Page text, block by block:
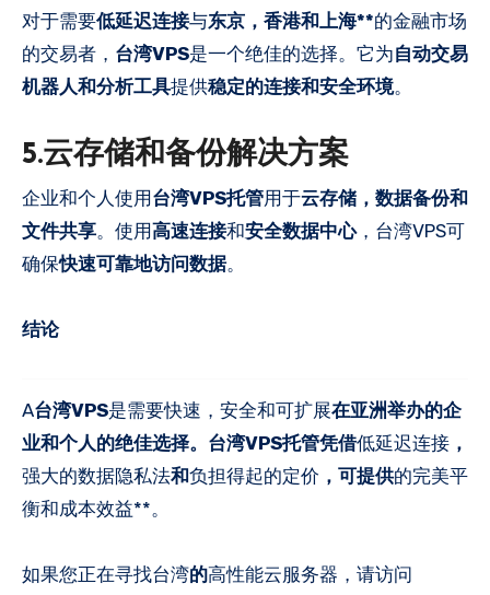
对于需要低延迟连接与东京，香港和上海**的金融市场
的交易者， 台湾VPS是一个绝佳的选择。它为自动交易
机器人和分析工具提供稳定的连接和安全环境。
5.云存储和备份解决方案
企业和个人使用 台湾VPS托管用于云存储，数据备份和
文件共享。使用高速连接和安全数据中心，台湾VPS可
确保快速可靠地访问数据。
结论
A台湾VPS是需要快速，安全和可扩展在亚洲举办的企
业和个人的绝佳选择。台湾VPS托管凭借低延迟连接 ，
强大的数据隐私法和负担得起的定价 ，可提供的完美平
衡和成本效益**。
如果您正在寻找台湾的高性能云服务器，请访问